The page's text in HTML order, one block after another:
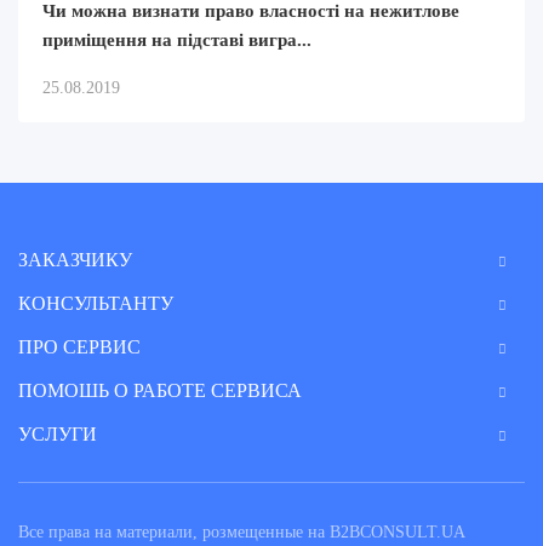
Чи можна визнати право власності на нежитлове
приміщення на підставі вигра...
25.08.2019
ЗАКАЗЧИКУ
КОНСУЛЬТАНТУ
ПРО СЕРВИС
ПОМОШЬ О РАБОТЕ СЕРВИСА
УСЛУГИ
Все права на материали, розмещенные на B2BCONSULT.UA